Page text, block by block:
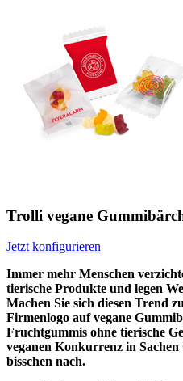
Trolli vegane
Jetzt konfigurieren
Immer mehr Menschen
tierische Produkte und legen
Machen Sie sich diesen Trend
Firmenlogo auf vegane
Fruchtgummis ohne tierische
veganen Konkurrenz in
bisschen nach.